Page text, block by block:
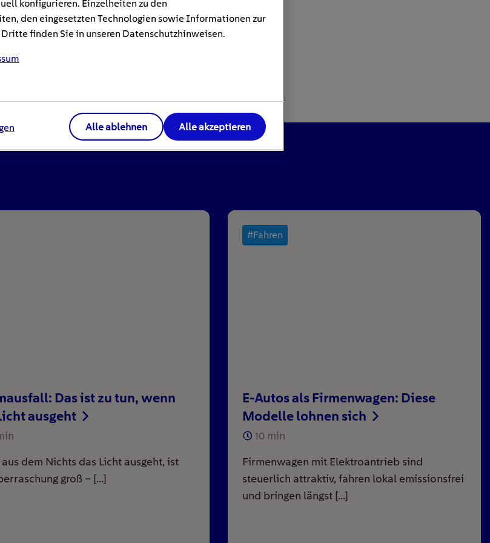
Das ist zu tun, wenn
ausgeht
dem Nichts das Licht ausgeht, ist
groß – […]
#Fahren
E-Autos als Firmenwagen: Diese
Modelle lohnen sich
10 min
Firmenwagen mit Elektroantrieb sind
steuerlich attraktiv, fahren lokal emissionsfrei
und bringen längst […]
konfigurieren. Einzelheiten zu den
den eingesetzten Technologien sowie Informationen zur
finden Sie in unseren Datenschutzhinweisen.
Alle ablehnen Alle akzeptieren